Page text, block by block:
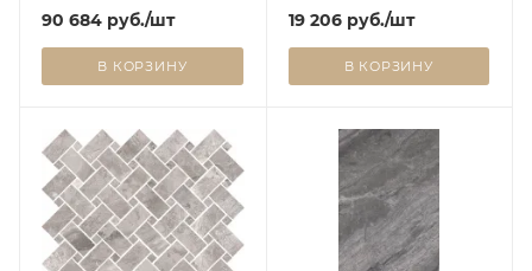
90 684 руб./шт
В КОРЗИНУ
19 206руб./шт
В КОРЗИНУ